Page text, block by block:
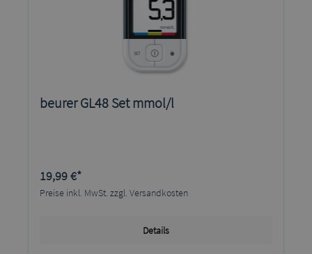
beurer GL48 Set mmol/l
19,99 €*
Preise inkl. MwSt. zzgl. Versandkosten
Details